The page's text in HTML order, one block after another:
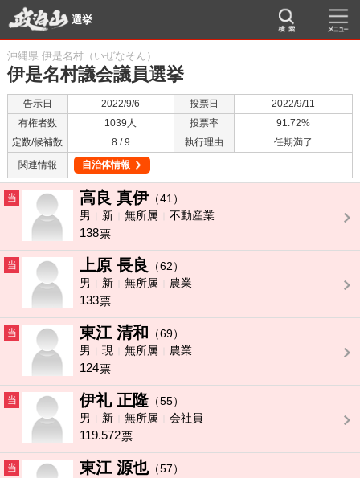
選挙
沖縄県 伊是名村（いぜなそん）
伊是名村議会議員選挙
告示日 2022/9/6 投票日
2022/9/11
有権者数
1039人 投票率
91.72%
定数/候補数
8 / 9 執行理由
任期満了
関連情報
自治体情報
当 高良 真伊（41）
男
新 無所属 不動産業
138票
当 上原 長良
（62）
男
新 無所属 農業
133票
当 東江 清和
（69）
男
現 無所属 農業
124票
当 伊礼 正隆 （55）
男
新 無所属 会社員
119.572票
当 東江 源也（57）